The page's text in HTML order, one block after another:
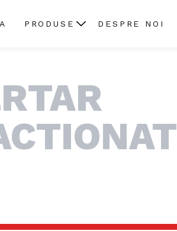
PRODUSE DESPRE NOI